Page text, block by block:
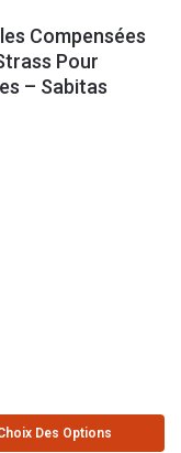
Compensées
Pour
– Sabitas
Des Options